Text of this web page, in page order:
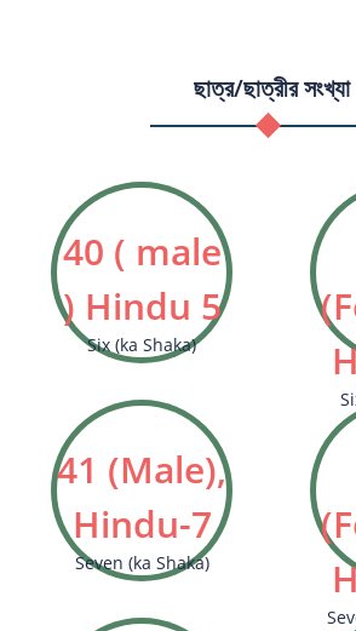
ছাত্র/ছাত্রীর সংখ্যা
40 ( male
) Hindu 5
Six (ka Shaka)
41 (Male),
Hindu-7
Seven (ka Shaka)